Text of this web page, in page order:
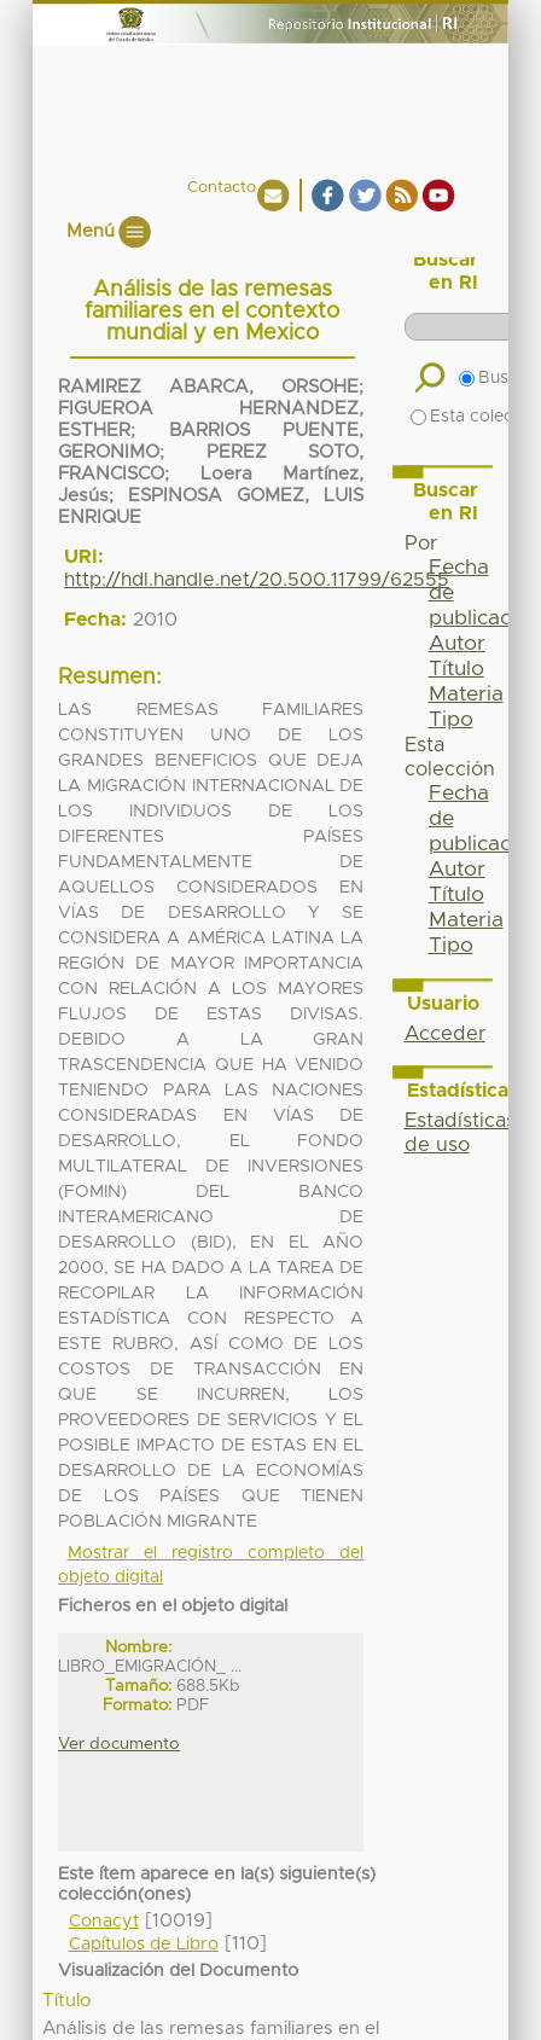
Contacto
Menú
Análisis de las remesas
familiares en el contexto
mundial y en Mexico
RAMIREZ ABARCA, ORSOHE;
FIGUEROA HERNANDEZ,
ESTHER;
BARRIOS PUENTE,
GERONIMO;
PEREZ SOTO,
FRANCISCO;
Loera Martínez,
Jesús;
ESPINOSA GOMEZ, LUIS
ENRIQUE
URI:
http://hdl.handle.net/20.500.11799/62555
Fecha: 2010
Resumen:
LAS REMESAS FAMILIARES
CONSTITUYEN UNO DE LOS
GRANDES BENEFICIOS QUE DEJA
LA MIGRACIÓN INTERNACIONAL DE
LOS INDIVIDUOS DE LOS
DIFERENTES PAÍSES
FUNDAMENTALMENTE DE
AQUELLOS CONSIDERADOS EN
VÍAS DE DESARROLLO Y SE
CONSIDERA A AMÉRICA LATINA LA
REGIÓN DE MAYOR IMPORTANCIA
CON RELACIÓN A LOS MAYORES
FLUJOS DE ESTAS DIVISAS.
DEBIDO A LA GRAN
TRASCENDENCIA QUE HA VENIDO
TENIENDO PARA LAS NACIONES
CONSIDERADAS EN VÍAS DE
DESARROLLO, EL FONDO
MULTILATERAL DE INVERSIONES
(FOMIN) DEL BANCO
INTERAMERICANO DE
DESARROLLO (BID), EN EL AÑO
2000, SE HA DADO A LA TAREA DE
RECOPILAR LA INFORMACIÓN
ESTADÍSTICA CON RESPECTO A
ESTE RUBRO, ASÍ COMO DE LOS
COSTOS DE TRANSACCIÓN EN
QUE SE INCURREN, LOS
PROVEEDORES DE SERVICIOS Y EL
POSIBLE IMPACTO DE ESTAS EN EL
DESARROLLO DE LA ECONOMÍAS
DE LOS PAÍSES QUE TIENEN
POBLACIÓN MIGRANTE
Mostrar el registro completo del
objeto digital
Ficheros en el objeto digital
Nombre:
LIBRO_EMIGRACIÓN_ ...
Tamaño: 688.5Kb
Formato: PDF
Ver documento
Este ítem aparece en la(s) siguiente(s)
colección(ones)
Conacyt[10019]
Capítulos de Libro[110]
Visualización del Documento
Título
Análisis de las remesas familiares en el
Buscar
en RI
Buscar
Esta
Buscar
en RI
Por
Fecha
de
publicación
Autor
Título
Materia
Tipo
Esta
colección
Fecha
de
publicación
Autor
Título
Materia
Tipo
Usuario
Acceder
Estadísticas
Estadísticas
de uso